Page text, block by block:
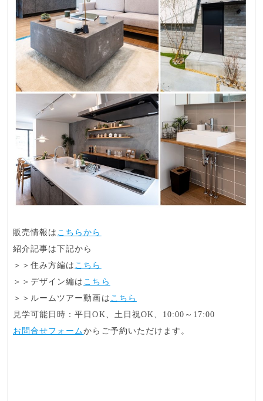
販売情報は こちらから
紹介記事は下記から
＞＞住み方編は こちら
＞＞デザイン編は こちら
＞＞ルームツアー動画は こちら
見学可能日時：平日OK、土日祝OK、10:00～17:00
お問合せフォームからご予約いただけます。